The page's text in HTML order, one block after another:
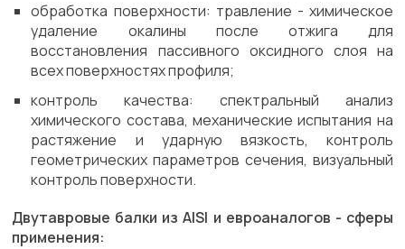
обработка поверхности: травление - химическое
удаление окалины после отжига для
восстановления пассивного оксидного слоя на
всех поверхностях профиля;
контроль качества: спектральный анализ
химического состава, механические испытания на
растяжение и ударную вязкость, контроль
геометрических параметров сечения, визуальный
контроль поверхности.
Двутавровые балки из AISI и евроаналогов - сферы
применения: